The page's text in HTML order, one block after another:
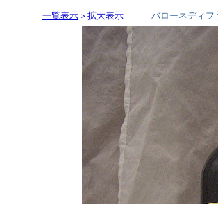
一覧表示 ＞拡大表示 バローネディ